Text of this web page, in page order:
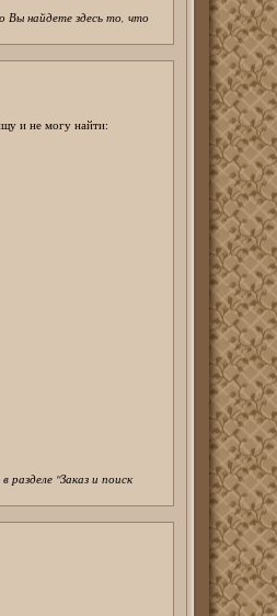
Вы найдете здесь то, что
и не могу найти:
''Заказ и поиск